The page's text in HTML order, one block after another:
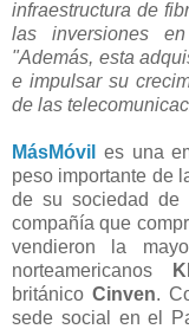
infraestructura de
las inversiones
"Además, esta
e impulsar su
de las
MásMóvil es una
peso importante de
de su sociedad de
compañía que
vendieron la
norteamericanos
británicoCinven.
sede social en el